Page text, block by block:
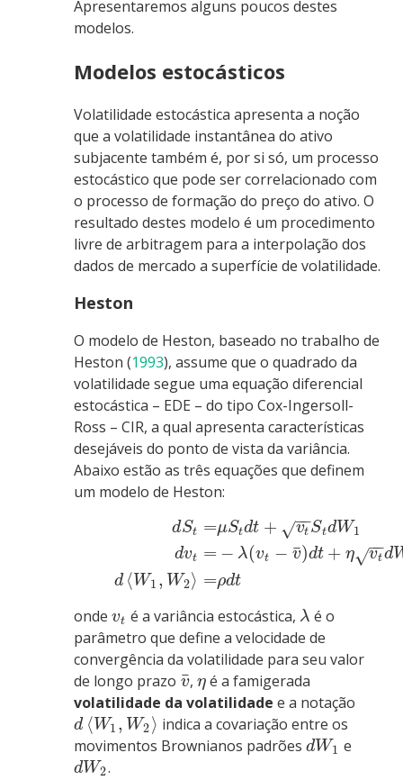
Apresentaremos alguns poucos destes
modelos.
Modelos estocásticos
Volatilidade estocástica apresenta a noção
que a volatilidade instantânea do ativo
subjacente também é, por si só, um processo
estocástico que pode ser correlacionado com
o processo de formação do preço do ativo. O
resultado destes modelo é um procedimento
livre de arbitragem para a interpolação dos
dados de mercado a superfície de volatilidade.
Heston
O modelo de Heston, baseado no trabalho de
Heston (1993), assume que o quadrado da
volatilidade segue uma equação diferencial
estocástica – EDE – do tipo Cox-Ingersoll-
Ross – CIR, a qual apresenta características
desejáveis do ponto de vista da variância.
Abaixo estão as três equações que definem
um modelo de Heston:
dSt =
dvt =
d ⟨W1 , W2⟩ =
μStdt + vt
−
−
√ StdW1
− λ(vt − v
¯)dt + η vt
−
−
√ d
ρdt
ondevt é a variância estocástica, λ é o
parâmetro que define a velocidade de
convergência da volatilidade para seu valor
de longo prazo v
¯, η é a famigerada
volatilidade da volatilidade e a notação
d ⟨W1 , W2⟩ indica a covariação entre os
movimentos Brownianos padrõesdW1 e
dW2.